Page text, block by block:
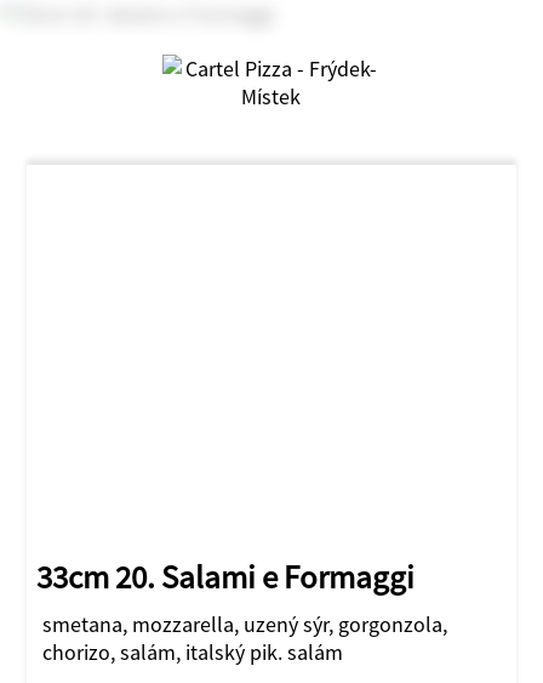
33cm 20. Salami e Formaggi
smetana, mozzarella, uzený sýr, gorgonzola,
chorizo, salám, italský pik. salám